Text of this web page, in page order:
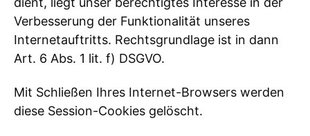
Verbesserung der Funktionalität unseres
Internetauftritts. Rechtsgrundlage ist in dann
Art. 6 Abs. 1 lit. f) DSGVO.
Mit Schließen Ihres Internet-Browsers werden
diese Session-Cookies gelöscht.